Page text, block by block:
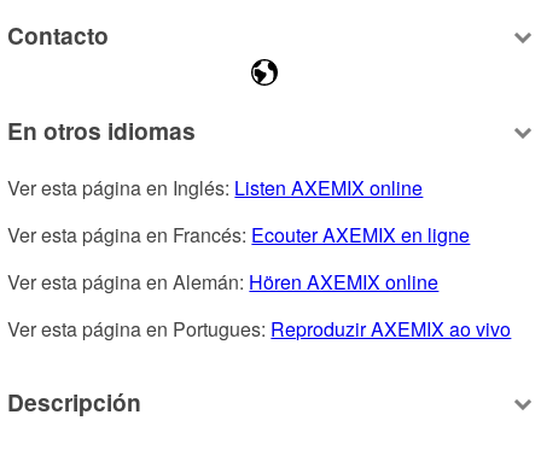
Contacto
En otros idiomas
Ver esta página en Inglés: Listen AXEMIX online
Ver esta página en Francés: Ecouter AXEMIX en ligne
Ver esta página en Alemán: Hören AXEMIX online
Ver esta página en Portugues: Reproduzir AXEMIX ao vivo
Descripción